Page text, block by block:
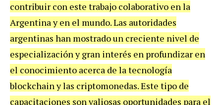
contribuir con este trabajo colaborativo en la
Argentina y en el mundo. Las autoridades
argentinas han mostrado un creciente nivel de
especialización y gran interés en profundizar en
el conocimiento acerca de la tecnología
blockchain y las criptomonedas. Este tipo de
capacitaciones son valiosas oportunidades para el